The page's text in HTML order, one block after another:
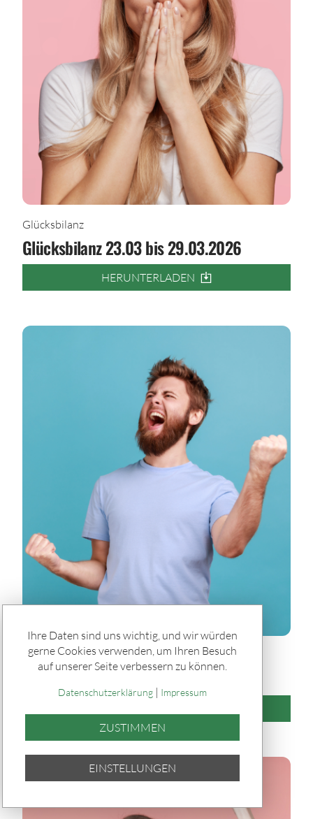
Glücksbilanz
Glücksbilanz 23.03 bis 29.03.2026
HERUNTERLADEN
Glücksbilanz
Glücksbilanz 16.03 bis 22.03.2026
Ihre Daten sind uns wichtig, und wir würden
gerne Cookies verwenden, um Ihren Besuch
auf unserer Seite verbessern zu können.
Datenschutzerklärung| Impressum
ZUSTIMMEN
EINSTELLUNGEN